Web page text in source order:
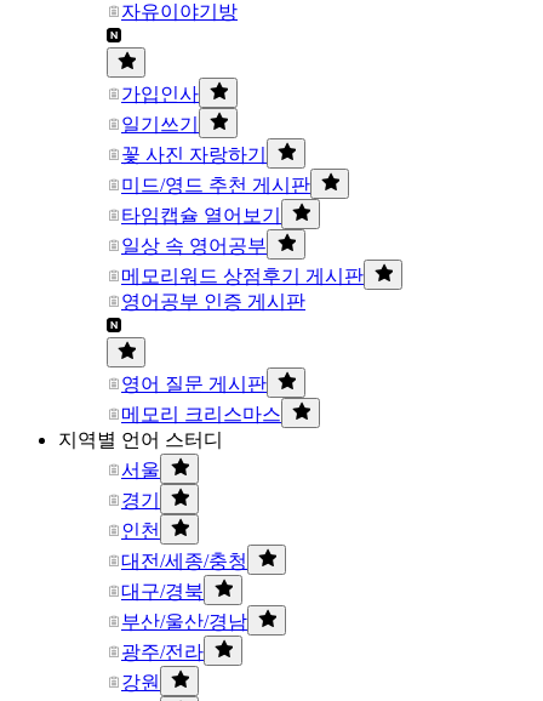
자유이야기방
가입인사
일기쓰기
꽃 사진 자랑하기
미드/영드 추천 게시판
타임캡슐 열어보기
일상 속 영어공부
메모리워드 상점후기 게시판
영어공부 인증 게시판
영어 질문 게시판
메모리 크리스마스
지역별 언어 스터디
서울
경기
인천
대전/세종/충청
대구/경북
부산/울산/경남
광주/전라
강원